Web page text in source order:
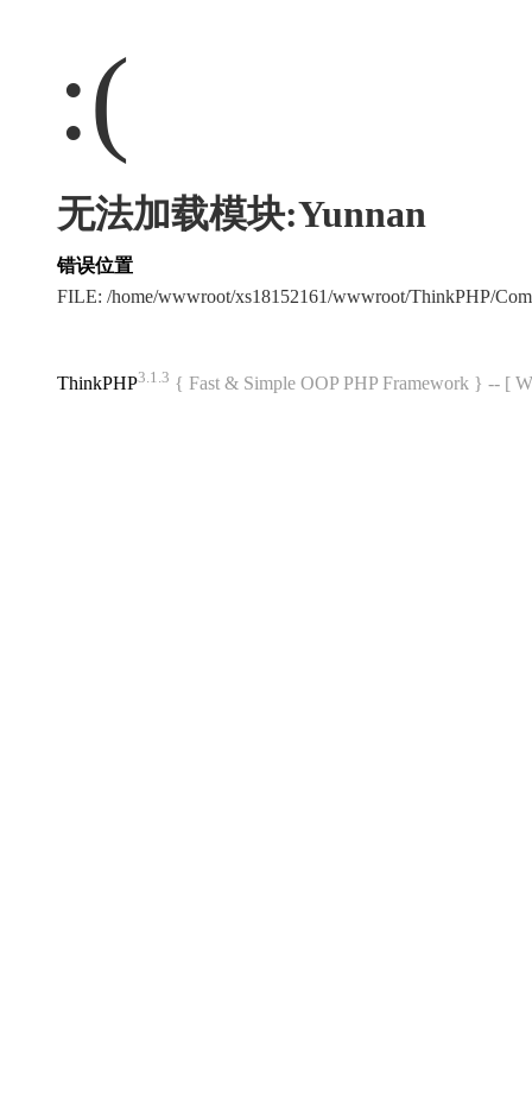
:(
无法加载模块:Yunnan
错误位置
FILE: /home/wwwroot/xs18152161/wwwroot/ThinkPHP/
ThinkPHP3.1.3 { Fast & Simple OOP PHP Framework } -- [